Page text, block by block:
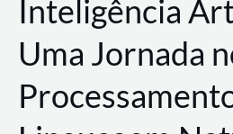
Inteligência
Uma Jornada